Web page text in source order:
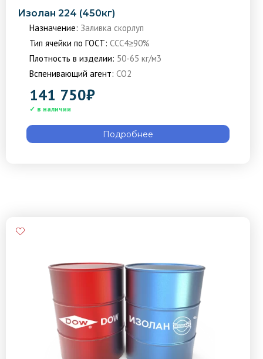
Изолан 224 (450кг)
Назначение: Заливка скорлуп
Тип ячейки по ГОСТ: ССС4≥90%
Плотность в изделии: 50-65 кг/м3
Вспенивающий агент: CO2
141 750₽
Подробнее